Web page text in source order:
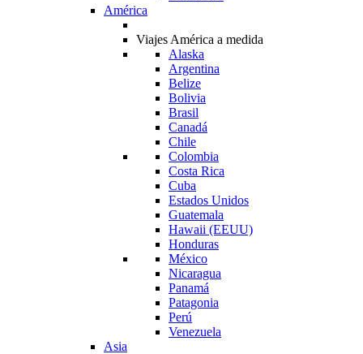
América
Viajes América a medida
Alaska
Argentina
Belize
Bolivia
Brasil
Canadá
Chile
Colombia
Costa Rica
Cuba
Estados Unidos
Guatemala
Hawaii (EEUU)
Honduras
México
Nicaragua
Panamá
Patagonia
Perú
Venezuela
Asia